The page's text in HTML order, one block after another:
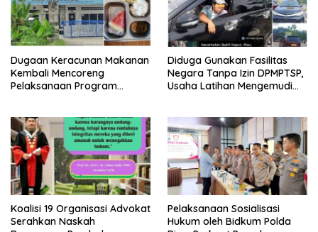
Dugaan Keracunan Makanan
Kembali Mencoreng
Pelaksanaan Program
Bersama Kota Dumai
Diduga Gunakan Fasilitas
Negara Tanpa Izin DPMPTSP,
Usaha Latihan Mengemudi
Koalisi 19 Organisasi Advokat
Serahkan Naskah
Pelaksanaan Sosialisasi
Hukum oleh Bidkum Polda